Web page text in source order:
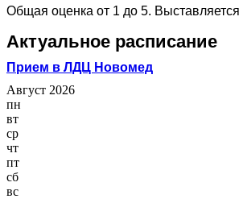
Общая оценка от 1 до 5.
Актуальное расписание
Прием в ЛДЦ Новомед
Август 2026
пн
вт
ср
чт
пт
сб
вс